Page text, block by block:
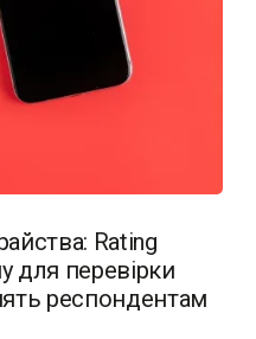
Rating
для перевірки
респондентам